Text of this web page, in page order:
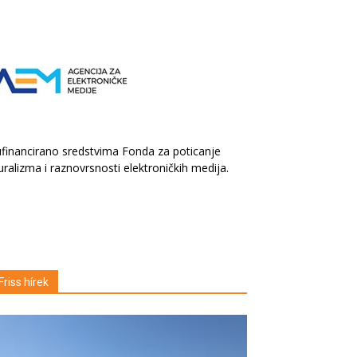
sredstvima Fonda za poticanje
i raznovrsnosti elektroničkih medija.
Friss hírek